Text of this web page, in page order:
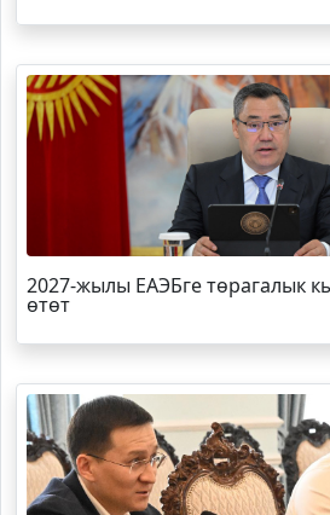
2027-жылы ЕАЭБге төрагалык
өтөт